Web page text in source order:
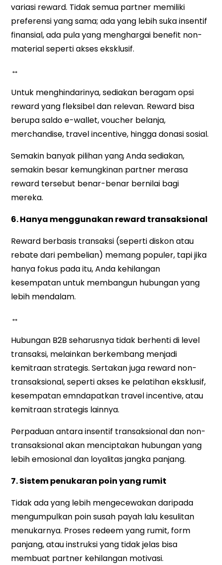
variasi reward. Tidak semua partner memiliki
preferensi yang sama; ada yang lebih suka insentif
finansial, ada pula yang menghargai benefit non-
material seperti akses eksklusif.
↔
Untuk menghindarinya, sediakan beragam opsi
reward yang fleksibel dan relevan. Reward bisa
berupa saldo e-wallet, voucher belanja,
merchandise, travel incentive, hingga donasi sosial.
Semakin banyak pilihan yang Anda sediakan,
semakin besar kemungkinan partner merasa
reward tersebut benar-benar bernilai bagi
mereka.
6. Hanya menggunakan reward transaksional
Reward berbasis transaksi (seperti diskon atau
rebate dari pembelian) memang populer, tapi jika
hanya fokus pada itu, Anda kehilangan
kesempatan untuk membangun hubungan yang
lebih mendalam.
↔
Hubungan B2B seharusnya tidak berhenti di level
transaksi, melainkan berkembang menjadi
kemitraan strategis. Sertakan juga reward non-
transaksional, seperti akses ke pelatihan eksklusif,
kesempatan emndapatkan travel incentive, atau
kemitraan strategis lainnya.
Perpaduan antara insentif transaksional dan non-
transaksional akan menciptakan hubungan yang
lebih emosional dan loyalitas jangka panjang.
7. Sistem penukaran poin yang rumit
Tidak ada yang lebih mengecewakan daripada
mengumpulkan poin susah payah lalu kesulitan
menukarnya. Proses redeem yang rumit, form
panjang, atau instruksi yang tidak jelas bisa
membuat partner kehilangan motivasi.